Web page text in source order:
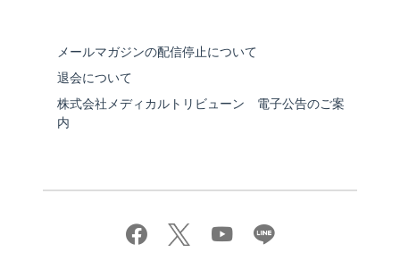
メールマガジンの配信停止について
退会について
株式会社メディカルトリビューン 電子公告のご案
内